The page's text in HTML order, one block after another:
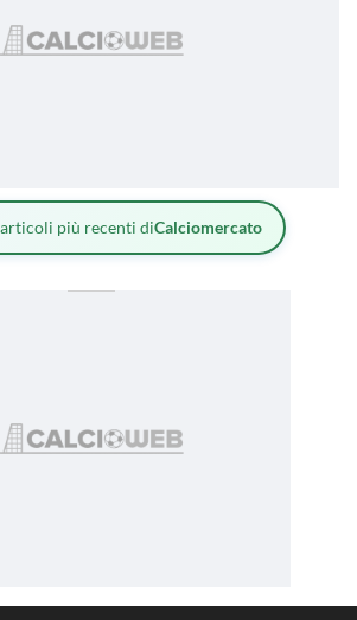
articoli più recenti diCalciomercato